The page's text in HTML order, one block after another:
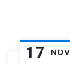
17 NOV